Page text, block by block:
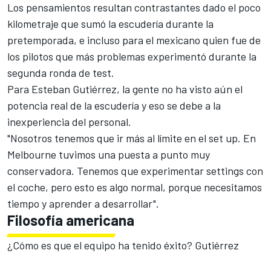
Los pensamientos resultan contrastantes dado el poco
kilometraje que sumó la escudería durante la
pretemporada, e incluso para el mexicano quien fue de
los pilotos que más problemas experimentó durante la
segunda ronda de test.
Para Esteban Gutiérrez, la gente no ha visto aún el
potencia real de la escudería y eso se debe a la
inexperiencia del personal.
"Nosotros tenemos que ir más al límite en el set up. En
Melbourne tuvimos una puesta a punto muy
conservadora. Tenemos que experimentar settings con
el coche, pero esto es algo normal, porque necesitamos
tiempo y aprender a desarrollar".
Filosofía americana
¿Cómo es que el equipo ha tenido éxito? Gutiérrez